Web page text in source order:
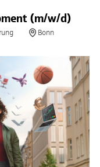
(m/w/d)
Bonn